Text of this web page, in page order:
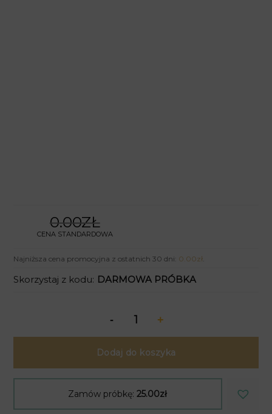
0.00ZŁ
CENA STANDARDOWA
Najniższa cena promocyjna z ostatnich 30 dni: 0.00zł.
Skorzystaj z kodu: DARMOWA PRÓBKA
Dodaj do koszyka
Zamów próbkę:25.00zł